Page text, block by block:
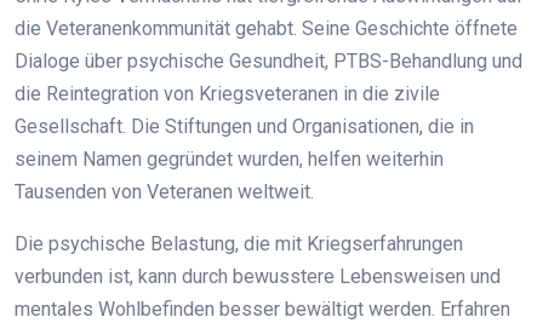
die Veteranenkommunität gehabt. Seine Geschichte öffnete
Dialoge über psychische Gesundheit, PTBS-Behandlung und
die Reintegration von Kriegsveteranen in die zivile
Gesellschaft. Die Stiftungen und Organisationen, die in
seinem Namen gegründet wurden, helfen weiterhin
Tausenden von Veteranen weltweit.
Die psychische Belastung, die mit Kriegserfahrungen
verbunden ist, kann durch bewusstere Lebensweisen und
mentales Wohlbefinden besser bewältigt werden. Erfahren